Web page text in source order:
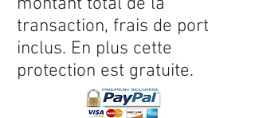
transaction, frais de port
inclus. En plus cette
protection est gratuite.